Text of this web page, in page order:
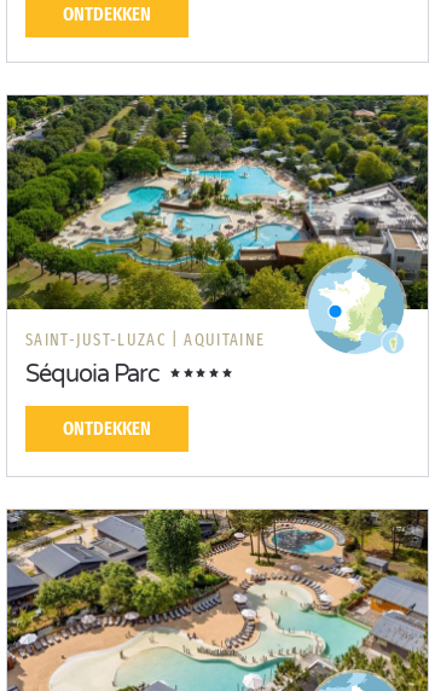
ONTDEKKEN
SAINT-JUST-LUZAC | AQUITAINE
Séquoia Parc
ONTDEKKEN